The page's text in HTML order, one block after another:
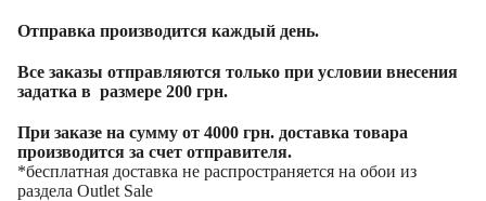
Отправка производится каждый день.
Все заказы отправляются только при условии внесения
задатка в размере 200 грн.
При заказе на сумму от 4000 грн. доставка товара
производится за счет отправителя.
*бесплатная доставка не распространяется на обои из
раздела Outlet Sale